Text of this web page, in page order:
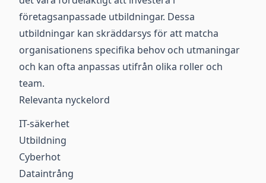
företagsanpassade utbildningar. Dessa
utbildningar kan skräddarsys för att matcha
organisationens specifika behov och utmaningar
och kan ofta anpassas utifrån olika roller och
team.
Relevanta nyckelord
IT-säkerhet
Utbildning
Cyberhot
Dataintrång